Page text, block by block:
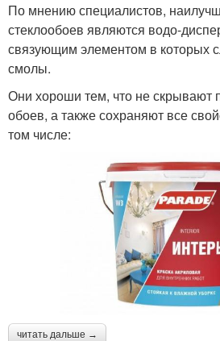
По мнению специалистов,
стеклообоев являются водо-
связующим элементом в которых
смолы.
Они хороши тем, что не скрывают
обоев, а также сохраняют все
том числе:
читать дальше →